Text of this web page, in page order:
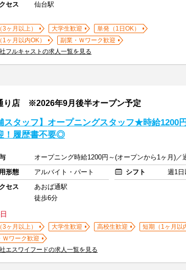
セス
仙台駅
3ヶ月以上） 大学生歓迎
単発（1日OK）
1ヶ月以内OK）
副業・Ｗワーク歓迎
フルキャストの求人一覧を見る
り店 ※2026年9月後半オープン予定
スタッフ】オープニングスタッフ★時給1200
！履歴書不要◎
オープニング時給1200円～(オープンから1ヶ月)／
形態
アルバイト・パート シフト
週1日
セス
あおば通駅
徒歩6分
日
3ヶ月以上） 大学生歓迎 高校生歓迎
短期（1ヶ月以
Ｗワーク歓迎
エスワイフードの求人一覧を見る